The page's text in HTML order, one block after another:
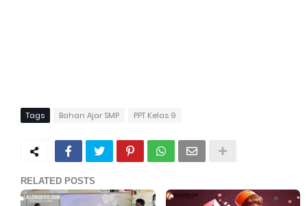
Tags Bahan Ajar SMP PPT Kelas 9
RELATED POSTS